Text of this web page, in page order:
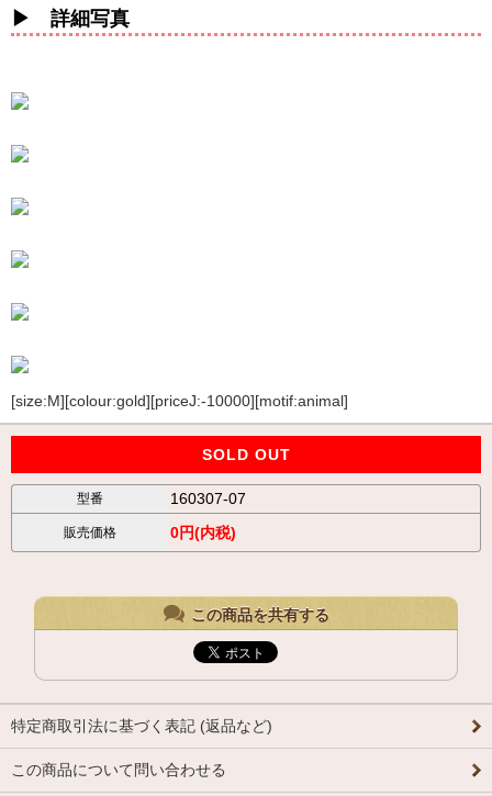
▶ 詳細写真
[size:M][colour:gold][priceJ:-10000][motif:animal]
SOLD OUT
型番 160307-07
販売価格 0円(内税)
この商品を共有する
特定商取引法に基づく表記 (返品など)
この商品について問い合わせる